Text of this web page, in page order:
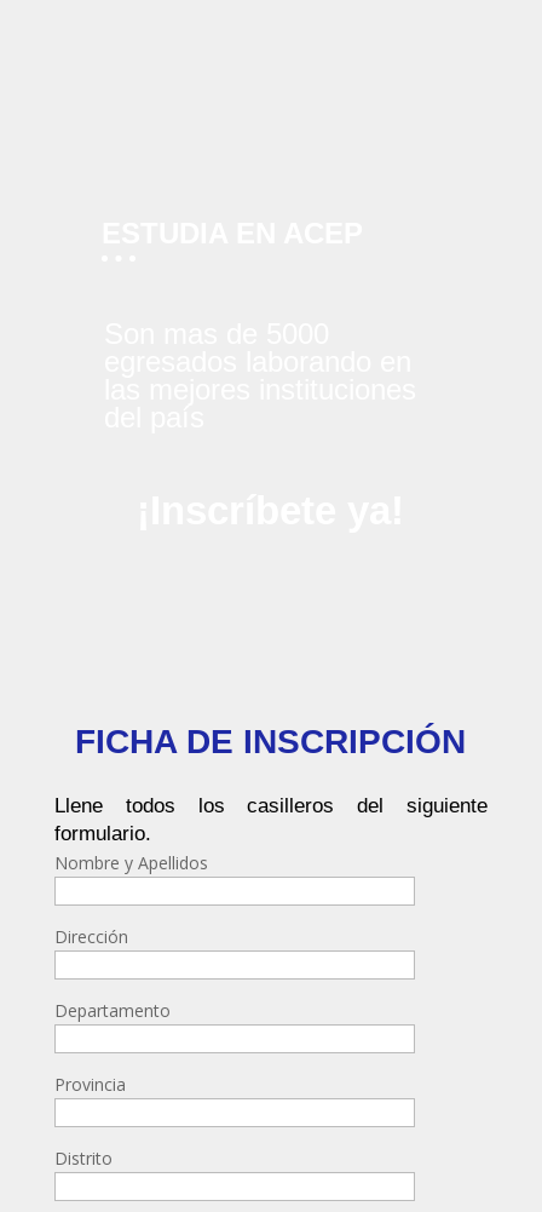
FICHA DE INSCRIPCIÓN
Llene todos los casilleros del siguiente
formulario.
Nombre y Apellidos
Dirección
Departamento
Provincia
Distrito